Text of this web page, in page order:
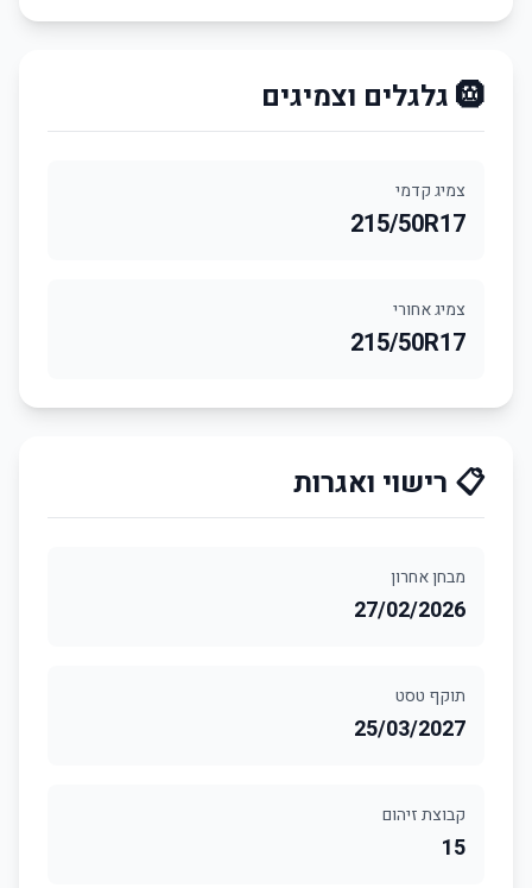
🛞 גלגלים וצמיגים
צמיג קדמי
215/50R17
צמיג אחורי
215/50R17
📋 רישוי ואגרות
מבחן אחרון
27/02/2026
תוקף טסט
25/03/2027
קבוצת זיהום
15